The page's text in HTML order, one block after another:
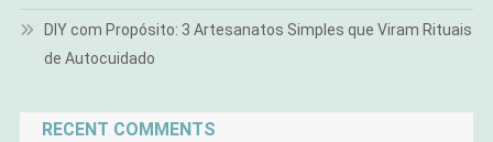
DIY com Propósito: 3 Artesanatos Simples que Viram Rituais
de Autocuidado
RECENT COMMENTS